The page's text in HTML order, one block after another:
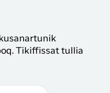
Tikiffissat tullia